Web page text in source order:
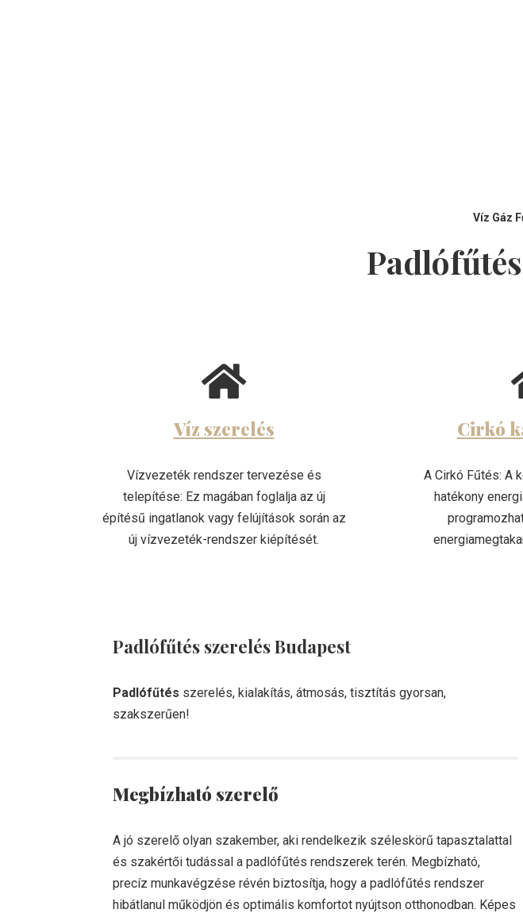
Víz Gáz
Víz szerelés
Vízvezeték rendszer tervezése és
telepítése: Ez magában foglalja az új
építésű ingatlanok vagy felújítások során az
új vízvezeték-rendszer kiépítését.
Cirkó
A Cirkó Fűtés: A
hatékony
Padlófűtés szerelés Budapest
Padlófűtés szerelés, kialakítás, átmosás, tisztítás gyorsan,
szakszerűen!
Megbízható szerelő
A jó szerelő olyan szakember, aki rendelkezik széleskörű tapasztalattal
és szakértői tudással a padlófűtés rendszerek terén. Megbízható,
precíz munkavégzése révén biztosítja, hogy a padlófűtés rendszer
hibátlanul működjön és optimális komfortot nyújtson otthonodban. Képes